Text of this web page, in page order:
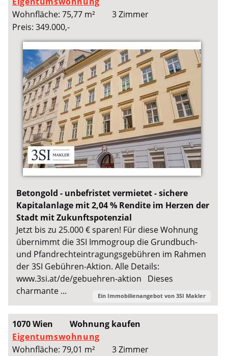
Wohnfläche: 75,77 m²
3 Zimmer
Preis: 349.000,-
Betongold - unbefristet vermietet - sichere
Kapitalanlage mit 2,04 % Rendite im Herzen der
Stadt mit Zukunftspotenzial
Jetzt bis zu 25.000 € sparen! Für diese Wohnung
übernimmt die 3SI Immogroup die Grundbuch-
und Pfandrechteintragungsgebühren im Rahmen
der 3SI Gebühren-Aktion. Alle Details:
www.3si.at/de/gebuehren-aktion Dieses
charmante ...
Ein Immobilienangebot von 3SI Makler
1070 Wien
Wohnung kaufen
Eigentumswohnung
Wohnfläche: 79,01 m²
3 Zimmer